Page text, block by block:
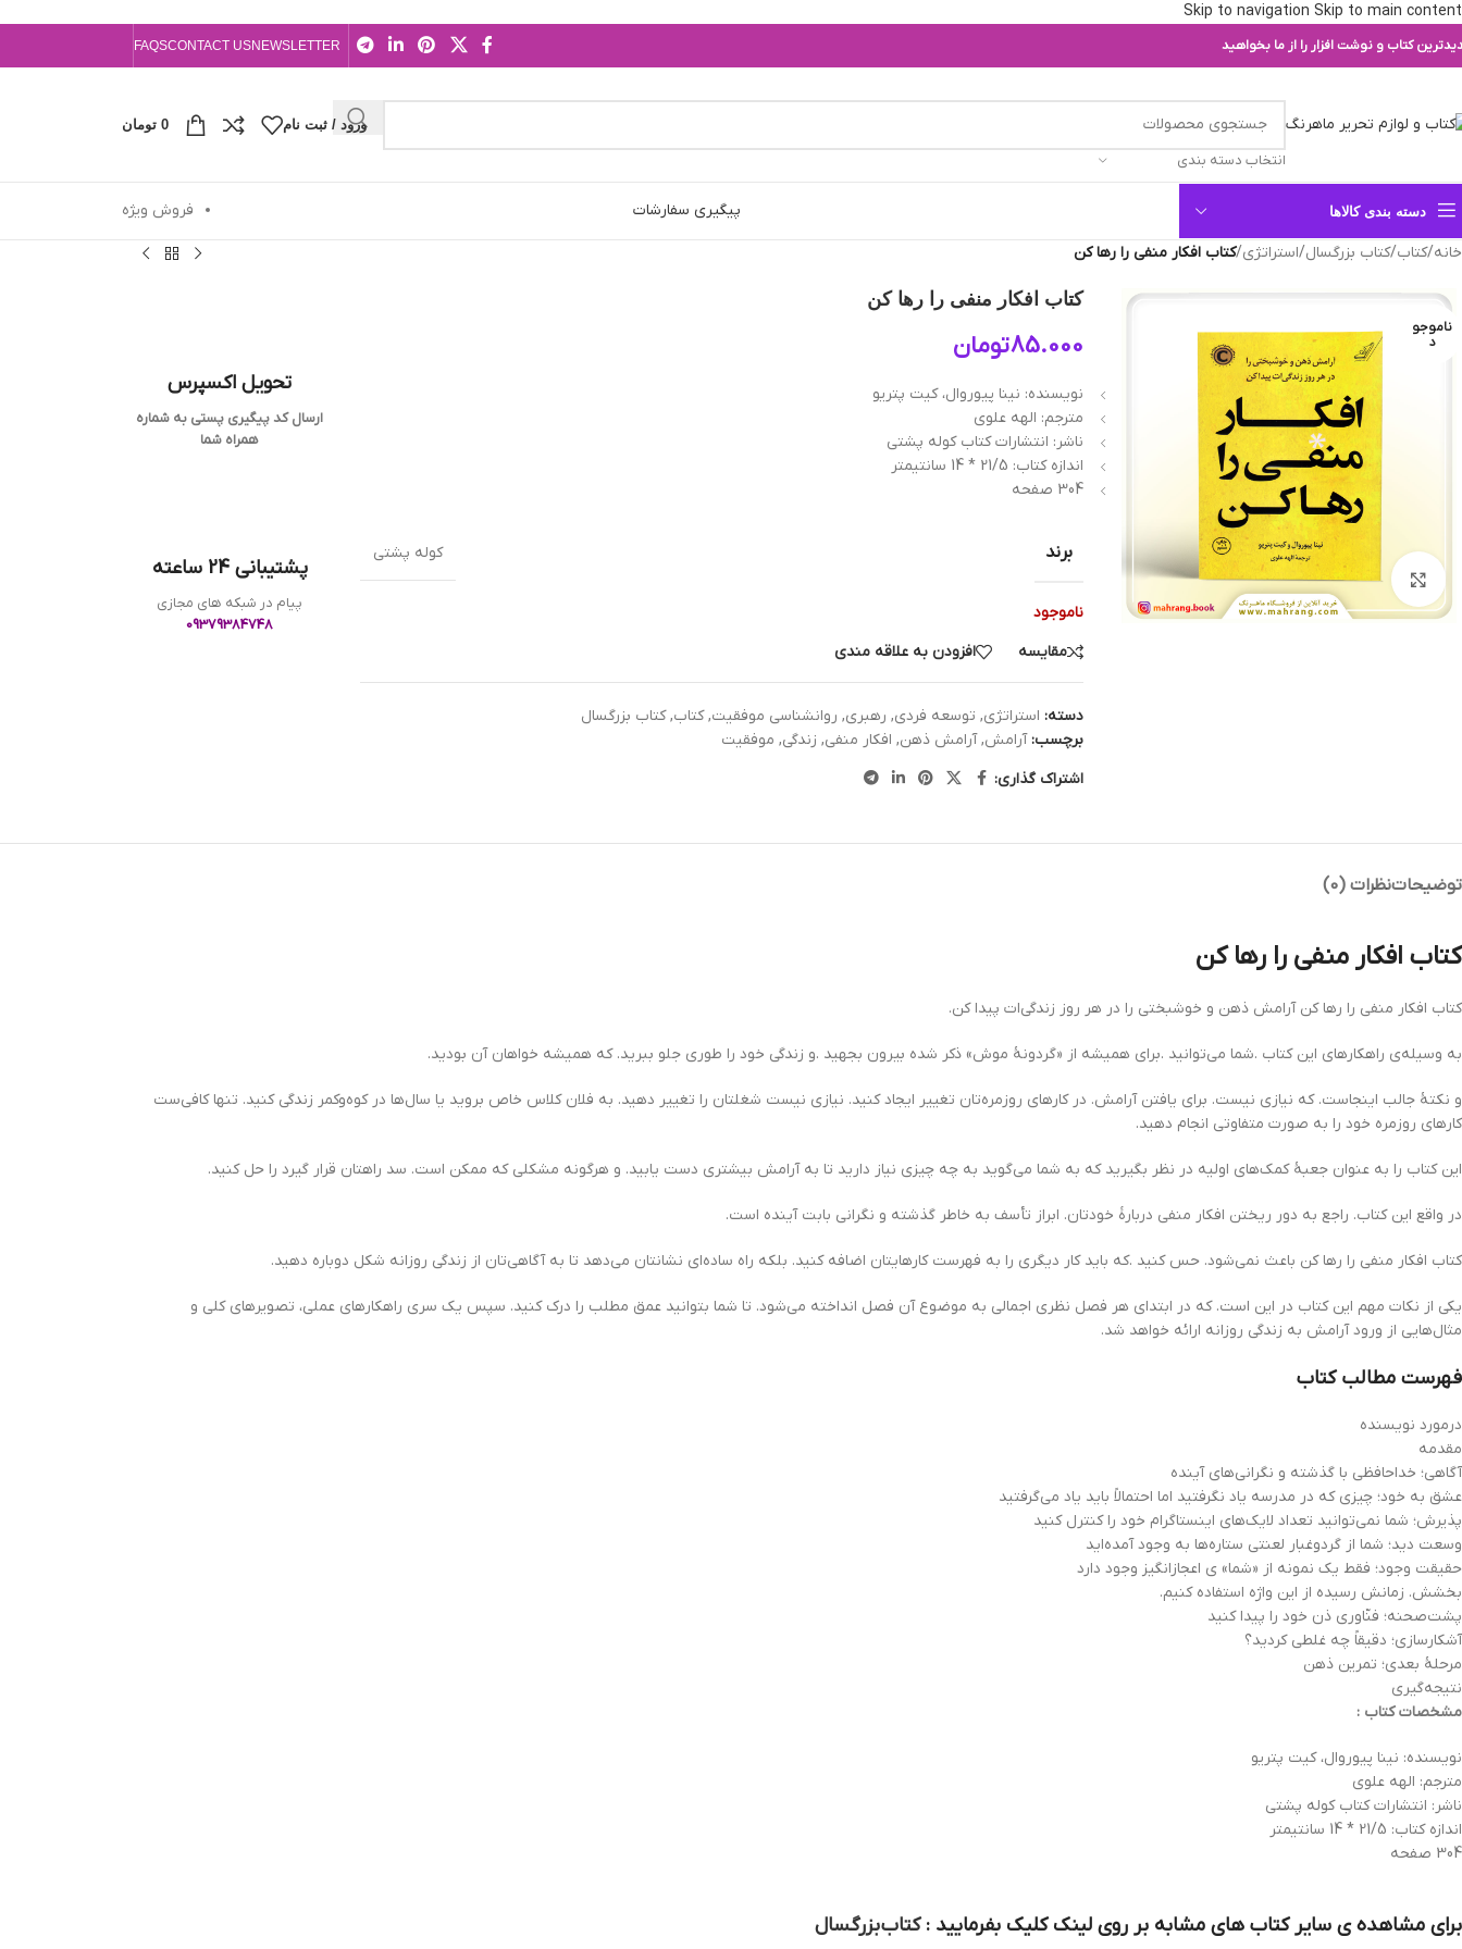
Skip to navigation Skip to main content
کتاب و نوشت افزار را از ما بخواهید NEWSLETTER
CONTACT US
FAQS
انتخاب دسته بندی
ورود / ثبت نام 0 تومان
دسته بندی کالاها پیگیری سفارشات فروش ویژه
خانه/کتاب/کتاب بزرگسال/استراتژی/کتاب افکار منفی را رها کن
ناموجو
د
بزرگنمایی تصویر
کتاب افکار منفی را رها کن
85.000تومان
نویسنده: نینا پیوروال، کیت پتریو
مترجم: الهه علوی
ناشر: انتشارات کتاب کوله پشتی
اندازه کتاب: 21/5 * 14 سانتیمتر
304 صفحه
برند کوله پشتی
ناموجود
مقایسه
افزودن به علاقه مندی
دسته: استراتژی, توسعه فردی, رهبری, روانشناسی موفقیت, کتاب, کتاب بزرگسال
برچسب: آرامش, آرامش ذهن, افکار منفی, زندگی, موفقیت
اشتراک گذاری:
تحویل اکسپرس
ارسال کد پیگیری پستی به شماره
همراه شما
پشتیبانی 24 ساعته
پیام در شبکه های مجازی
09379384748
توضیحاتنظرات (0)
کتاب افکار منفی را رها کن
کتاب افکار منفی را رها کن آرامش ذهن و خوشبختی را در هر روز زندگی‌ات پیدا کن.
به وسیله‌ی راهکارهای این کتاب .شما می‌توانید .برای همیشه از «گردونۀ موش» ذکر شده بیرون بجهید .و زندگی خود را طوری جلو ببرید. که همیشه خواهان آن بودید.
و نکتهٔ جالب اینجاست. که نیازی نیست. برای یافتن آرامش. در کارهای روزمره‌تان تغییر ایجاد کنید. نیازی نیست شغلتان را تغییر دهید. به فلان کلاس خاص بروید یا سال‌ها در کوه‌و‌کمر زندگی کنید. تنها کافی‌ست
کارهای روزمره خود را به صورت متفاوتی انجام دهید.
این کتاب را به عنوان جعبهٔ کمک‌های اولیه در نظر بگیرید که به شما می‌گوید به چه چیزی نیاز دارید تا به آرامش بیشتری دست یابید. و هرگونه مشکلی که ممکن است. سد ‌راهتان قرار گیرد را حل کنید.
در واقع این کتاب. راجع به دور ریختن افکار منفی دربارۀ خودتان. ابراز تأسف به خاطر گذشته و نگرانی بابت آینده است.
کتاب افکار منفی را رها کن باعث‌ نمی‌شود. حس کنید .که باید کار دیگری را به فهرست کارهایتان اضافه کنید. بلکه راه ساده‌ای نشانتان می‌دهد تا به آگاهی‌تان از زندگی روزانه‌ شکل دوباره دهید.
یکی از نکات مهم این کتاب در این است. که در ابتدای هر فصل نظری اجمالی به موضوع آن فصل انداخته می‌شود. تا شما بتوانید عمق مطلب را درک کنید. سپس یک‌ سری راهکار‌های عملی، تصویر‌های کلی و
مثال‌هایی از ورود آرامش به زندگی روزانه‌ ارائه خواهد شد.
فهرست مطالب کتاب
درمورد نویسنده
مقدمه
آگاهی؛ خداحافظی با گذشته و نگرانی‌های آینده
عشق ‌به ‌خود؛ چیزی که در مدرسه یاد نگرفتید اما احتمالاً باید یاد می‌گرفتید
پذیرش؛ شما نمی‌توانید تعداد لایک‌های اینستاگرام خود را کنترل کنید
وسعت دید؛ شما از گردوغبار لعنتی ستاره‌ها به وجود آمده‌اید
حقیقت وجود؛ فقط یک نمونه از «شما» ‌ی اعجازانگیز وجود دارد
بخشش. زمانش رسیده از این واژه استفاده کنیم.
پشت‌صحنه؛ فنّاوری ‌ذن خود را پیدا کنید
آشکارسازی؛ دقیقاً چه غلطی کردید؟
مرحلۀ بعدی؛ تمرین ذهن
نتیجه‌گیری
مشخصات کتاب :
نویسنده: نینا پیوروال، کیت پتریو
مترجم: الهه علوی
ناشر: انتشارات کتاب کوله پشتی
اندازه کتاب: 21/5 * 14 سانتیمتر
304 صفحه
برای مشاهده ی سایر کتاب های مشابه بر روی لینک کلیک بفرمایید :کتاب بزرگسال